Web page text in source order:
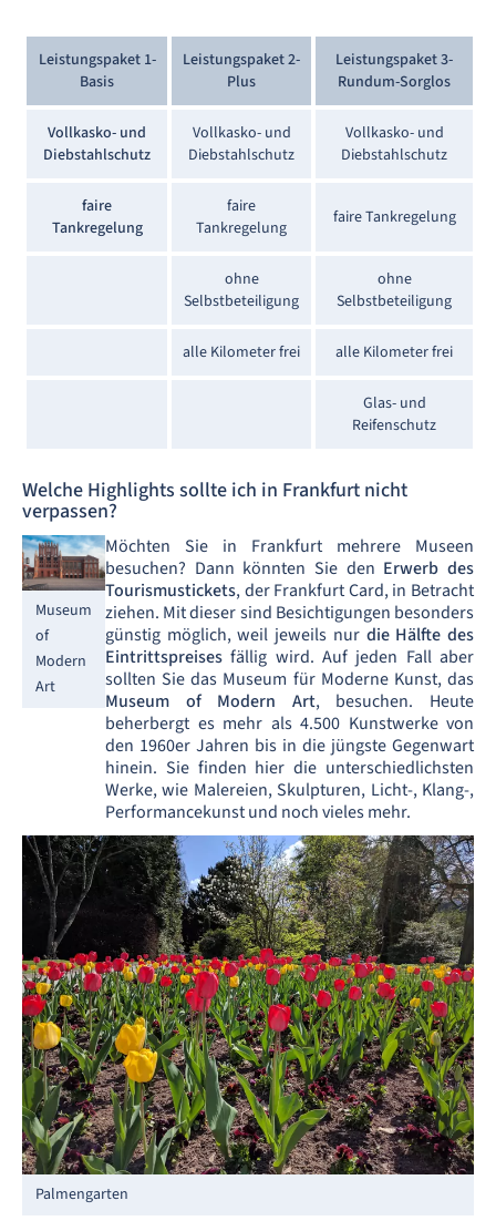
Leistungspaket 1-
Basis
Leistungspaket 2-
Plus
Leistungspaket 3-
Rundum-Sorglos
Vollkasko- und
Diebstahlschutz
Vollkasko- und
Diebstahlschutz
Vollkasko- und
Diebstahlschutz
faire
Tankregelung
faire
Tankregelung
faire Tankregelung
ohne
Selbstbeteiligung
ohne
Selbstbeteiligung
alle Kilometer frei alle Kilometer frei
Glas- und
Reifenschutz
Welche Highlights sollte ich in Frankfurt nicht
verpassen?
Museum
of
Modern
Art
Möchten Sie in Frankfurt mehrere Museen
besuchen? Dann könnten Sie den Erwerb des
Tourismustickets, der Frankfurt Card, in Betracht
ziehen. Mit dieser sind Besichtigungen besonders
günstig möglich, weil jeweils nur die Hälfte des
Eintrittspreises fällig wird. Auf jeden Fall aber
sollten Sie das Museum für Moderne Kunst, das
Museum of Modern Art, besuchen. Heute
beherbergt es mehr als 4.500 Kunstwerke von
den 1960er Jahren bis in die jüngste Gegenwart
hinein. Sie finden hier die unterschiedlichsten
Werke, wie Malereien, Skulpturen, Licht-, Klang-,
Performancekunst und noch vieles mehr.
Palmengarten